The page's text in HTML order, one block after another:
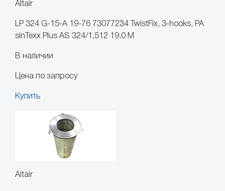
Altair
LP 324 G-15-A 19-76 73077234 TwistFix, 3-hooks, PA
sinTexx Plus AS 324/1,512 19.0 M
В наличии
Цена по запросу
Купить
Altair